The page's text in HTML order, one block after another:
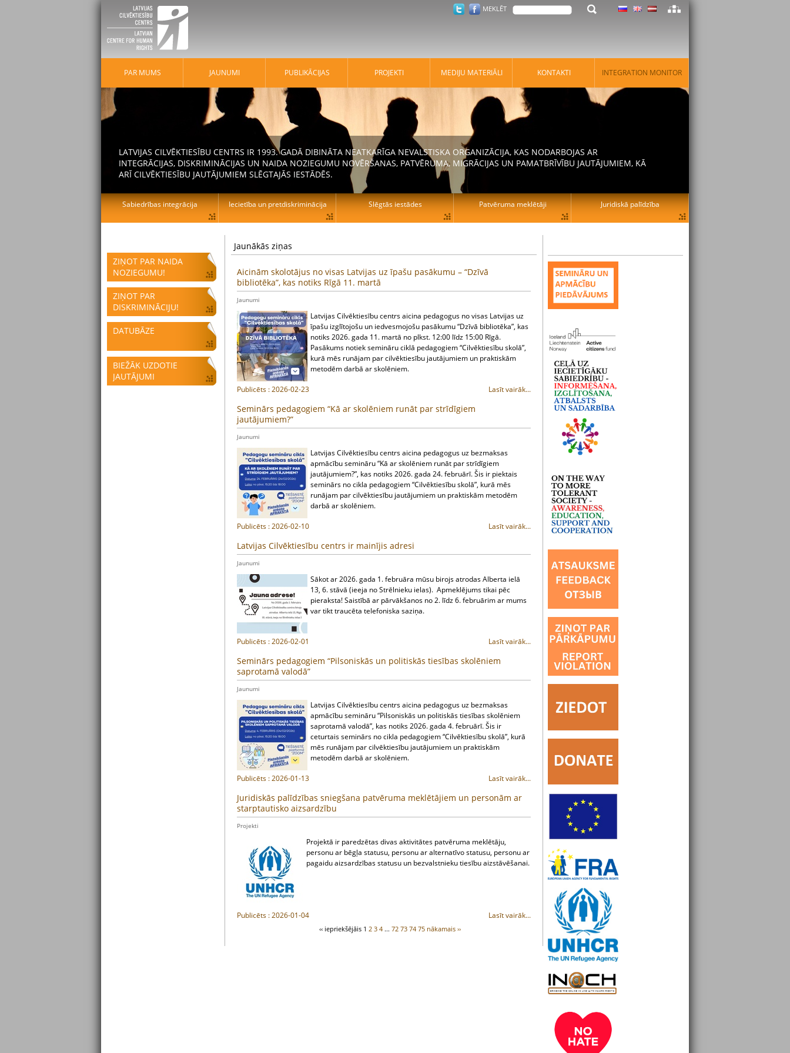
ZIŅOT PAR NAIDA
NOZIEGUMU!
ZIŅOT PAR
DISKRIMINĀCIJU!
DATUBĀZE
BIEŽĀK UZDOTIE
JAUTĀJUMI
Jaunākās ziņas
Aicinām skolotājus no visas Latvijas uz īpašu pasākumu – “Dzīvā
bibliotēka”, kas notiks Rīgā 11. martā
Jaunumi
Latvijas Cilvēktiesību centrs aicina pedagogus no visas Latvijas uz
īpašu izglītojošu un iedvesmojošu pasākumu “Dzīvā bibliotēka”, kas
notiks 2026. gada 11. martā no plkst. 12:00 līdz 15:00 Rīgā.
Pasākums notiek semināru ciklā pedagogiem “Cilvēktiesību skolā”,
kurā mēs runājam par cilvēktiesību jautājumiem un praktiskām
metodēm darbā ar skolēniem.
Publicēts : 2026-02-23 Lasīt vairāk...
Seminārs pedagogiem “Kā ar skolēniem runāt par strīdīgiem
jautājumiem?”
Jaunumi
Latvijas Cilvēktiesību centrs aicina pedagogus uz bezmaksas
apmācību semināru “Kā ar skolēniem runāt par strīdīgiem
jautājumiem?”, kas notiks 2026. gada 24. februārī. Šis ir piektais
seminārs no cikla pedagogiem “Cilvēktiesību skolā”, kurā mēs
runājam par cilvēktiesību jautājumiem un praktiskām metodēm
darbā ar skolēniem.
Publicēts : 2026-02-10 Lasīt vairāk...
Latvijas Cilvēktiesību centrs ir mainījis adresi
Jaunumi
Sākot ar 2026. gada 1. februāra mūsu birojs atrodas Alberta ielā
13, 6. stāvā (ieeja no Strēlnieku ielas). Apmeklējums tikai pēc
pieraksta! Saistībā ar pārvākšanos no 2. līdz 6. februārim ar mums
var tikt traucēta telefoniska saziņa.
Publicēts : 2026-02-01 Lasīt vairāk...
Seminārs pedagogiem “Pilsoniskās un politiskās tiesības skolēniem
saprotamā valodā”
Jaunumi
Latvijas Cilvēktiesību centrs aicina pedagogus uz bezmaksas
apmācību semināru “Pilsoniskās un politiskās tiesības skolēniem
saprotamā valodā”, kas notiks 2026. gada 4. februārī. Šis ir
ceturtais seminārs no cikla pedagogiem “Cilvēktiesību skolā”, kurā
mēs runājam par cilvēktiesību jautājumiem un praktiskām
metodēm darbā ar skolēniem.
Publicēts : 2026-01-13 Lasīt vairāk...
Juridiskās palīdzības sniegšana patvēruma meklētājiem un personām ar
starptautisko aizsardzību
Projekti
Projektā ir paredzētas divas aktivitātes patvēruma meklētāju,
personu ar bēgļa statusu, personu ar alternatīvo statusu, personu ar
pagaidu aizsardzības statusu un bezvalstnieku tiesību aizstāvēšanai.
Publicēts : 2026-01-04 Lasīt vairāk...
‹‹ iepriekšējāis 1 2 3 4 ... 72 73 74 75 nākamais ››
MEKLĒT
PAR MUMS JAUNUMI PUBLIKĀCIJAS PROJEKTI MEDIJU MATERIĀLI KONTAKTI INTEGRATION MONITOR
LATVIJAS CILVĒKTIESĪBU CENTRS IR 1993. GADĀ DIBINĀTA NEATKARĪGA NEVALSTISKA ORGANIZĀCIJA, KAS NODARBOJAS AR
INTEGRĀCIJAS, DISKRIMINĀCIJAS UN NAIDA NOZIEGUMU NOVĒRŠANAS, PATVĒRUMA, MIGRĀCIJAS UN PAMATBRĪVĪBU JAUTĀJUMIEM, KĀ
ARĪ CILVĒKTIESĪBU JAUTĀJUMIEM SLĒGTAJĀS IESTĀDĒS.
Sabiedrības integrācija Iecietība un pretdiskriminācija Slēgtās iestādes Patvēruma meklētāji Juridiskā palīdzība